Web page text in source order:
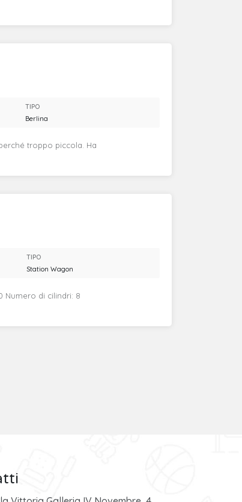
troppo piccola. Ha
TIPO
Berlina
Numero di cilindri: 8
TIPO
Station Wagon